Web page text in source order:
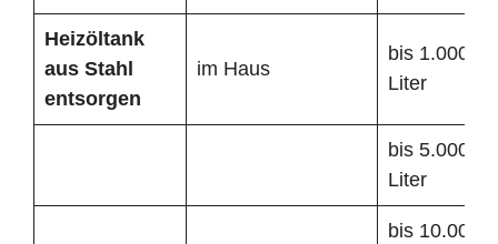
Heizöltank
aus Stahl
entsorgen
im Haus
bis 1.000
Liter
bis 5.000
Liter
bis 10.000